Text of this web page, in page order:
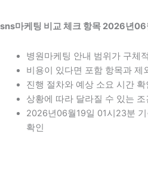
sns마케팅 비교 체크 항목 2026년
병원마케팅 안내 범위가 구체
비용이 있다면 포함 항목과 제
진행 절차와 예상 소요 시간 확
상황에 따라 달라질 수 있는 조
2026년06월19일 01시23분
확인